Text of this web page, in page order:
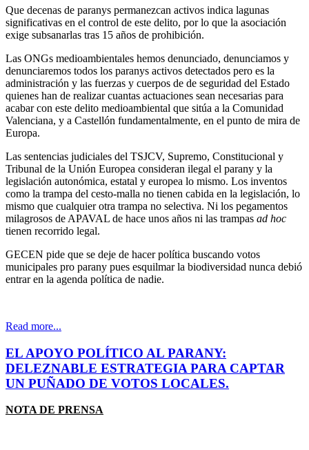
Que decenas de paranys permanezcan activos indica lagunas
significativas en el control de este delito, por lo que la asociación
exige subsanarlas tras 15 años de prohibición.
Las ONGs medioambientales hemos denunciado, denunciamos y
denunciaremos todos los paranys activos detectados pero es la
administración y las fuerzas y cuerpos de de seguridad del Estado
quienes han de realizar cuantas actuaciones sean necesarias para
acabar con este delito medioambiental que sitúa a la Comunidad
Valenciana, y a Castellón fundamentalmente, en el punto de mira de
Europa.
Las sentencias judiciales del TSJCV, Supremo, Constitucional y
Tribunal de la Unión Europea consideran ilegal el parany y la
legislación autonómica, estatal y europea lo mismo. Los inventos
como la trampa del cesto-malla no tienen cabida en la legislación, lo
mismo que cualquier otra trampa no selectiva. Ni los pegamentos
milagrosos de APAVAL de hace unos años ni las trampas ad hoc
tienen recorrido legal.
GECEN pide que se deje de hacer política buscando votos
municipales pro parany pues esquilmar la biodiversidad nunca debió
entrar en la agenda política de nadie.
Read more...
EL APOYO POLÍTICO AL PARANY:
DELEZNABLE ESTRATEGIA PARA CAPTAR
UN PUÑADO DE VOTOS LOCALES.
NOTA DE PRENSA